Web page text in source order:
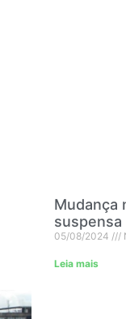
Mudança
suspensa
05/08/2024
Leia mais